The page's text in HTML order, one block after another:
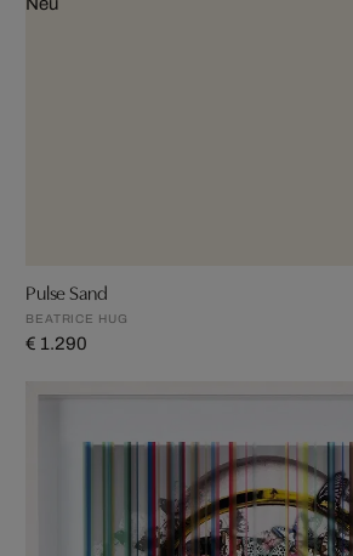
Pulse Sand
BEATRICE HUG
€ 1.290